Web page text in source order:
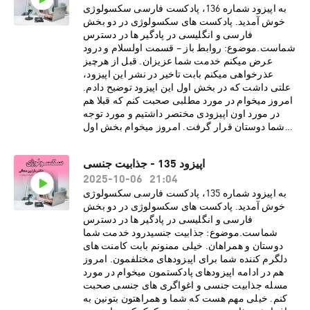
مارا نسبت به کینکی بودن نوع رابطه ای تغییر
دهد· ریشه های کینک های جنسی در
افراد· تفاوت میان فتیش و کینک در
چیست· لزوم داشتن رضایت مشتاقانه از پارتنر
برای انجام کینک و رفتار های جنسیدرباره دکتر نازنین
معالیدکتر نازنین معالی، روانشناس بالینی و
پژوهشگر روابط جنسی، دارای بورد فوق تخصصی در
بیمارستان کایزر هستند. هم اکنون مطب ایشان در
شهر لس آنجلس به صورت ویدیو تراپی، پذیرای
درمان مدد جویان می باشد. دکتر معالی با مطالعات و
تجربیات و دانسته های خود از طریق رسانه های
اجتماعی برای عموم مخاطبین فارسی زبان
هستند.اسپانسر
پادکست:https://www.promescent.com/?
utm_campaign=sex15_promo&utm_medium=p
odcast Go HERE to save 15% off your first
order. سایت انگلیسی پادکست
سکسولوژی:http://www.sexologypodcast.comچ
ک لیست رایگانِ 75 روش برای گرم کردن رابطه
زناشویی:https://zaya.io/z0dvyچک لیست رایگانِ
راهنمایی هایی برای نعوظ
به اپیزود شماره 136، پادکست فارسی سکسولوژی
خوش آمدید. پادکست های سکسولوژی در دو بخش
فارسی و انگلیسی در پادگیر ها در دسترس
شماست.موضوع: روابط باز – قسمت اولسلام و درود
عرض میکنم خدمت شما عزیزان. قبل از هرچیز
عذرخواهی میکنم بابت تاخیر در نشر این اپیزود،
علتی داشت که در بخش اول این اپیزود توضیح دادم.
امروز میخوام در مورد مطلبی صحبت کنم که قبلا هم
در مورد اون اپیزودی مختصر داشتیم و مورد توجه
شما دوستان قرار گرفت. امروز میخوام بخش اول
شود به موارد زیر اشاره کرد:· انواع روابط باز چه
تعریف و چه محدودیتی دارد· این گونه روابط
برای چه افرادی خوب و برای چه افرادی نا مناسب
است· تفاوت روابط باز نوین با چند همسری در
سنت اسلام چیست؟· بررسی احساسات مثبت و
منفی زوجین در روابط باز· بررسی تجربیات
افرادی که در این گونه روابط بوده انددرباره دکتر
نازنین معالیدکتر نازنین معالی، روانشناس بالینی و
پژوهشگر روابط جنسی، دارای بورد فوق تخصصی در
بیمارستان کایزر هستند. هم اکنون مطب ایشان در
شهر لس آنجلس به صورت ویدیو تراپی، پذیرای
اپیزود 135 - جذابیت جنسی
2025-10-06
21:04
به اپیزود شماره 135، پادکست فارسی سکسولوژی
خوش آمدید. پادکست های سکسولوژی در دو بخش
فارسی و انگلیسی در پادگیر ها در دسترس
شماست.موضوع: جذابیت جنسیدرود خدمت شما
دوستان و همراهان. خیلی ممنونم بابت کامنت های
دلگرم کننده شما برای اپیزودهای مختلفمون. امروز
هم در ادامه اپیزودهای پادکستمون میخوام در مورد
مسله جذابیت جنسی و اغواگری های جنسی صحبت
کنم. خیلی مهم هست که شما و همراهتون بتونین به